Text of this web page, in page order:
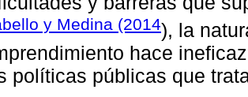
y Medina (2014), la
hace
políticas públicas que